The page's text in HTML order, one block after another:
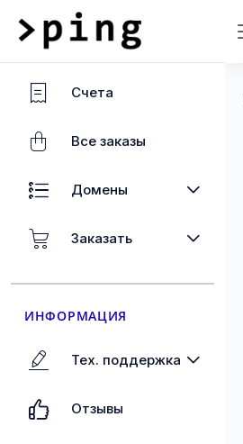
Счета
Все заказы
Домены
Заказать
ИНФОРМАЦИЯ
Тех. поддержка
Отзывы